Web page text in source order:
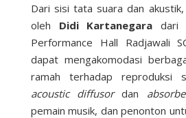
Dari sisi tata suara dan
oleh Didi Kartanegara dari
Performance Hall Radjawali
dapat mengakomodasi
ramah terhadap reproduksi
acoustic diffusordan
pemain musik, dan penonton